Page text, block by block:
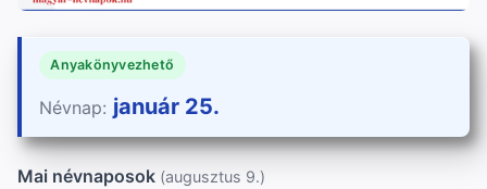
Anyakönyvezhető
Névnap: január 25.
Mai névnaposok (augusztus 9.)